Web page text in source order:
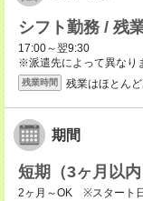
シフト勤務 / 残
17:00～翌9:30
※派遣先によって異なり
残業時間 残業はほとんど
期間
短期（3ヶ月以内
2ヶ月～OK ※スタート